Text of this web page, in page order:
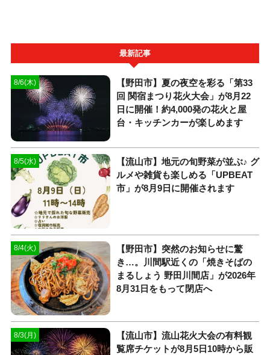
最新記事
8/6(木)
【野田市】夏の夜空を彩る「第33
回 関宿まつり花火大会」が8月22
日に開催！約4,000発の花火と屋
台・キッチンカーが楽しめます
8/5(水)
【流山市】地元の旬野菜が並ぶ♪ グ
ルメや雑貨も楽しめる「UPBEAT
市」が8月9日に開催されます
8/4(火)
【野田市】突然のお知らせに驚
き…。川間駅近くの「焼きそばの
まるしょう 野田川間店」が2026年
8月31日をもって閉店へ
8/3(月)
【流山市】流山花火大会の有料観
覧席チケットが8月5日10時から販